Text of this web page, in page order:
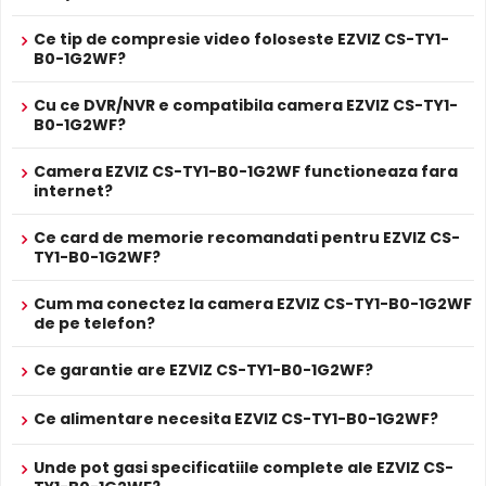
EZVIZ CS-TY1-B0-1G2WF este dotata cu functiaInfrarosu
Inteligent (Smart IR), ce regleaza automat intensitatea
iluminatorului in infrarosu in functie de distanta obiectului,
eliminand riscul de suprasaturare a imaginii la distante
EZVIZ CS-TY1-B0-1G2WF dispune demicrofon incorporat
sincronizeaza cu imaginea video, utila pentru verificarea
* Specificatiile tehnice ale produsului EZVIZ CS-TY1-B0-1G2WF au caracter
Ce tip de compresie video foloseste EZVIZ CS-TY1-
B0-1G2WF?
Cu ce DVR/NVR e compatibila camera EZVIZ CS-TY1-
B0-1G2WF?
Camera EZVIZ CS-TY1-B0-1G2WF functioneaza fara
internet?
Ce card de memorie recomandati pentru EZVIZ CS-
TY1-B0-1G2WF?
Cum ma conectez la camera EZVIZ CS-TY1-B0-1G2WF
de pe telefon?
Ce garantie are EZVIZ CS-TY1-B0-1G2WF?
Ce alimentare necesita EZVIZ CS-TY1-B0-1G2WF?
Unde pot gasi specificatiile complete ale EZVIZ CS-